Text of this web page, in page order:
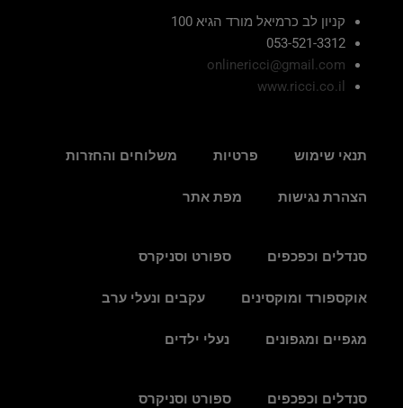
קניון לב כרמיאל מורד הגיא 100
053-521-3312
onlinericci@gmail.com
www.ricci.co.il
תנאי שימוש פרטיות משלוחים והחזרות
הצהרת נגישות מפת אתר
סנדלים וכפכפים ספורט וסניקרס
אוקספורד ומוקסינים עקבים ונעלי ערב
מגפיים ומגפונים נעלי ילדים
סנדלים וכפכפים ספורט וסניקרס